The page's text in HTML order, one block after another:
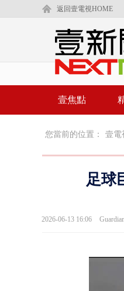
返回壹電視HOME
壹焦點
您當前的位置： 壹電
足球
2026-06-13 16:06